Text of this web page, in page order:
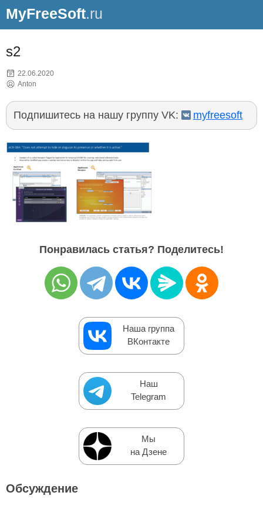
MyFreeSoft.ru
s2
22.06.2020
Anton
Подпишитесь на нашу группу VK: myfreesoft
Понравилась статья? Поделитесь!
Наша группа
ВКонтакте
Наш
Telegram
Мы
на Дзене
Обсуждение